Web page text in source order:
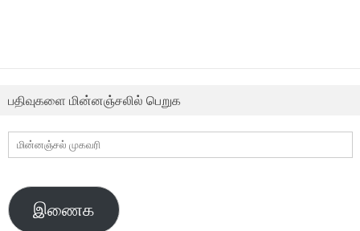
பதிவுகளை மின்னஞ்சலில் பெறுக
மின்னஞ்சல்
முகவரி
இணைக